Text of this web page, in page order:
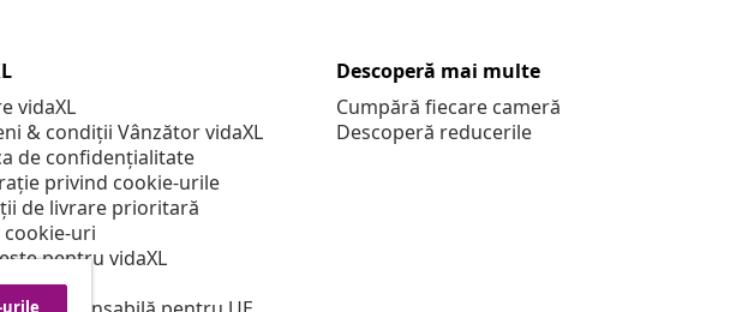
vidaXL
& condiții Vânzător vidaXL
de confidențialitate
privind cookie-urile
de livrare prioritară
cookie-uri
pentru vidaXL
Descoperă mai multe
Cumpără fiecare cameră
Descoperă reducerile